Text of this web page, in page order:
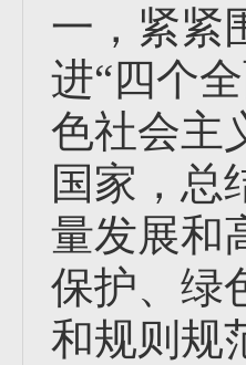
一，紧紧
进“四个
色社会主
国家，总
量发展和
保护、绿
和规则规